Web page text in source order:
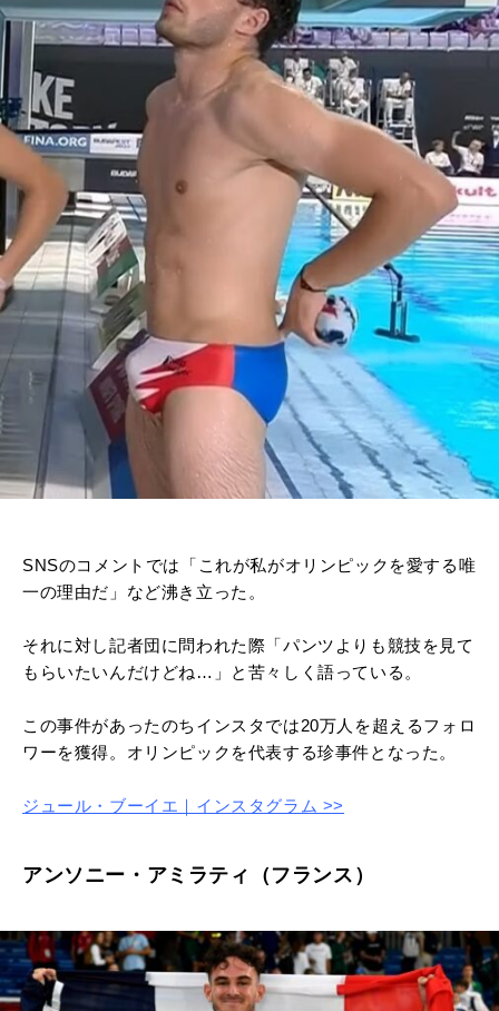
SNSのコメントでは「これが私がオリンピックを愛する唯
一の理由だ」など沸き立った。
それに対し記者団に問われた際「パンツよりも競技を見て
もらいたいんだけどね…」と苦々しく語っている。
この事件があったのちインスタでは20万人を超えるフォロ
ワーを獲得。オリンピックを代表する珍事件となった。
ジュール・ブーイエ｜インスタグラム >>
アンソニー・アミラティ（フランス）